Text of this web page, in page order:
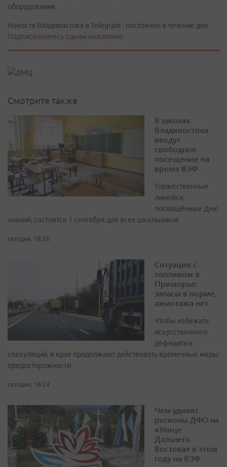
оборудования.
Новости Владивостока в Telegram - постоянно в течение дня.
Подписывайтесь одним нажатием!
Смотрите также
В школах
Владивостока
введут
свободное
посещение на
время ВЭФ
Торжественные
линейки,
посвящённые Дню
знаний, состоятся 1 сентября для всех школьников
сегодня, 18:26
Ситуация с
топливом в
Приморье:
запасы в норме,
ажиотажа нет
Чтобы избежать
искусственного
дефицита и
спекуляций, в крае продолжают действовать временные меры
предосторожности
сегодня, 16:24
Чем удивят
регионы ДФО на
«Улице
Дальнего
Востока» в этом
году на ВЭФ